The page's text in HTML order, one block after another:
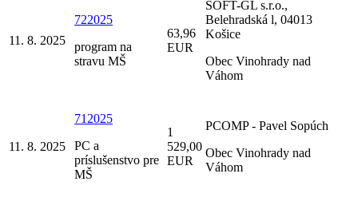
11. 8. 2025
722025
program na
stravu MŠ
63,96
EUR
SOFT-GL s.r.o.,
Belehradská l, 04013
Košice
Obec Vinohrady nad
Váhom
11. 8. 2025
712025
PC a
príslušenstvo pre
MŠ
1
529,00
EUR
PCOMP - Pavel Sopúch
Obec Vinohrady nad
Váhom